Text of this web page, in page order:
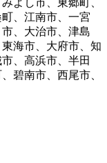
よし市、東郷町、
、江南市、一宮
、大治市、津島
海市、大府市、知
、高浜市、半田
碧南市、西尾市、